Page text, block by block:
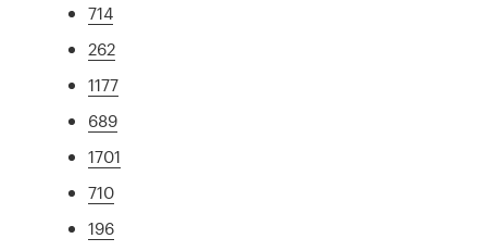
714
262
1177
689
1701
710
196